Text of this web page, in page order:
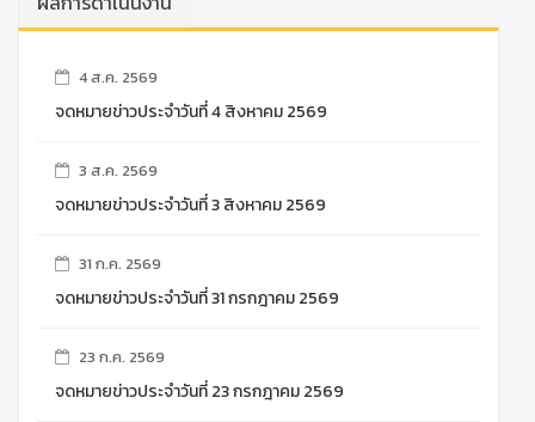
4 ส.ค. 2569
จดหมายข่าวประจำวันที่ 4 สิงหาคม 2569
3 ส.ค. 2569
จดหมายข่าวประจำวันที่ 3 สิงหาคม 2569
31 ก.ค. 2569
จดหมายข่าวประจำวันที่ 31 กรกฎาคม 2569
23 ก.ค. 2569
จดหมายข่าวประจำวันที่ 23 กรกฎาคม 2569